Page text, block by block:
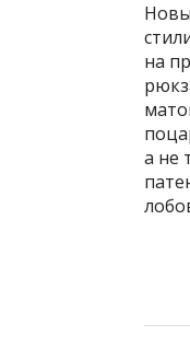
на
а не